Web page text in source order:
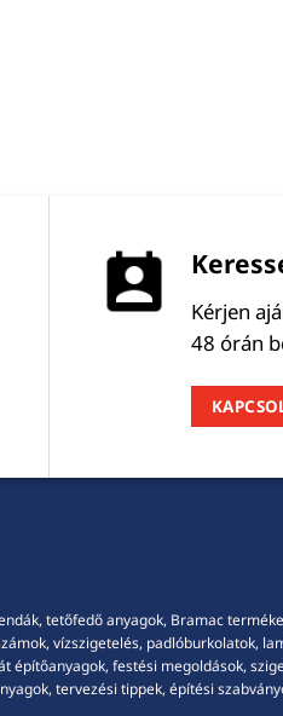
Kérjen
48 órán
tetőfedő anyagok, Bramac
vízszigetelés, padlóburkolatok,
festési megoldások,
tervezési tippek, építési